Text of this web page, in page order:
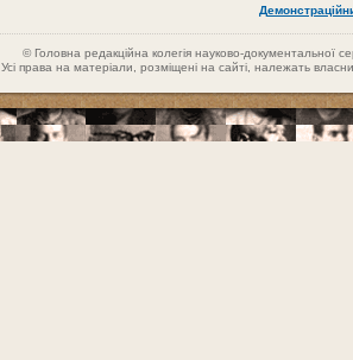
© Головна редакційна колегія науково-документальної
Усі права на матеріали, розміщені на сайті, належать